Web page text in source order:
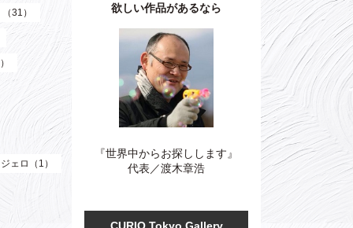
31）
ェロ（1）
欲しい作品があるなら
『世界中からお探しします』
代表／渡木章浩
CURIO Tokyo Gallery